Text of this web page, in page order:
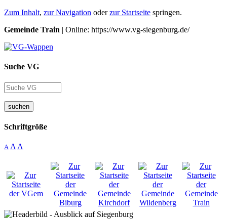
Zum Inhalt, zur Navigation oderzur Startseite springen.
Gemeinde Train | Online: https://www.vg-siegenburg.de/
Suche VG
suchen
Schriftgröße
A A A